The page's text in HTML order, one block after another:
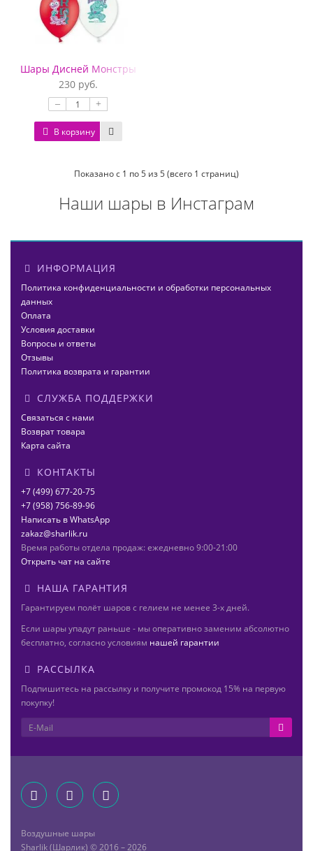
Шары Дисней Монстры
230 руб.
– +
В корзину
Показано с 1 по 5 из 5 (всего 1 страниц)
Наши шары в Инстаграм
ИНФОРМАЦИЯ
Политика конфиденциальности и обработки персональных
данных
Оплата
Условия доставки
Вопросы и ответы
Отзывы
Политика возврата и гарантии
СЛУЖБА ПОДДЕРЖКИ
Связаться с нами
Возврат товара
Карта сайта
КОНТАКТЫ
+7 (499) 677-20-75
+7 (958) 756-89-96
Написать в WhatsApp
zakaz@sharlik.ru
Время работы отдела продаж: ежедневно 9:00-21:00
Открыть чат на сайте
НАША ГАРАНТИЯ
Гарантируем полёт шаров с гелием не менее 3-х дней.
Если шары упадут раньше - мы оперативно заменим абсолютно
бесплатно, согласно условиям нашей гарантии
РАССЫЛКА
Подпишитесь на рассылку и получите промокод 15% на первую
покупку!
Воздушные шары
Sharlik (Шарлик) © 2016 – 2026